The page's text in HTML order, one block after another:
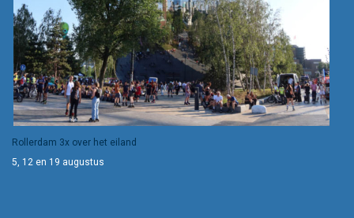
Rollerdam 3x over het eiland
5, 12 en 19 augustus